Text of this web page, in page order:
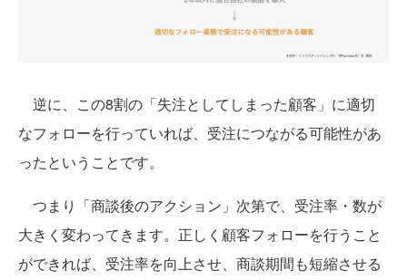
逆に、この8割の「失注としてしまった顧客」に適切
なフォローを行っていれば、受注につながる可能性があ
ったということです。
つまり「商談後のアクション」次第で、受注率・数が
大きく変わってきます。正しく顧客フォローを行うこと
ができれば、受注率を向上させ、商談期間も短縮させる